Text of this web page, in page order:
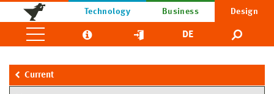
Technology Business Design
DE
Current